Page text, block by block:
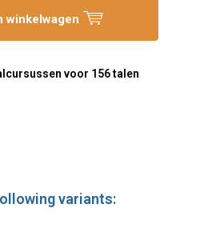
winkelwagen
voor 156 talen
variants: